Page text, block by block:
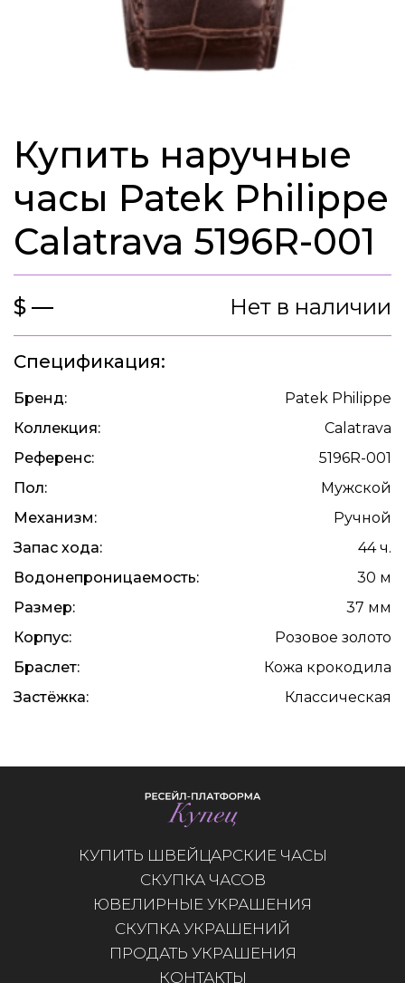
Купить наручные
часы Patek Philippe
Calatrava 5196R-001
$ — Нет в наличии
Спецификация:
Бренд:
Patek Philippe
Коллекция:
Calatrava
Референс:
5196R-001
Пол:
Мужской
Механизм:
Ручной
Запас хода:
44 ч.
Водонепроницаемость:
30 м
Размер:
37 мм
Корпус:
Розовое золото
Браслет:
Кожа крокодила
Застёжка:
Классическая
КУПИТЬ ШВЕЙЦАРСКИЕ ЧАСЫ
СКУПКА ЧАСОВ
ЮВЕЛИРНЫЕ УКРАШЕНИЯ
СКУПКА УКРАШЕНИЙ
ПРОДАТЬ УКРАШЕНИЯ
КОНТАКТЫ